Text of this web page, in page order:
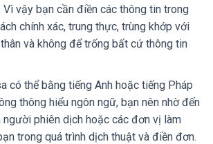
vậy bạn cần điền các thông tin trong
chính xác, trung thực, trùng khớp với
và không để trống bất cứ thông tin
có thể bằng tiếng Anh hoặc tiếng Pháp
thông hiểu ngôn ngữ, bạn nên nhờ đến
phiên dịch hoặc các đơn vị làm
trong quá trình dịch thuật và điền đơn.